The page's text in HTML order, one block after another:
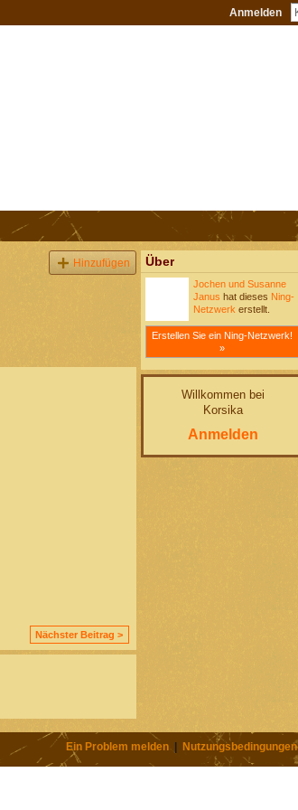
Anmelden
Hinzufügen
Nächster Beitrag >
Über
Jochen und Susanne
Janus hat dieses Ning-
Netzwerk erstellt.
Erstellen Sie ein Ning-Netzwerk!
»
Willkommen bei
Korsika
Anmelden
Ein Problem melden| Nutzungsbedingungen